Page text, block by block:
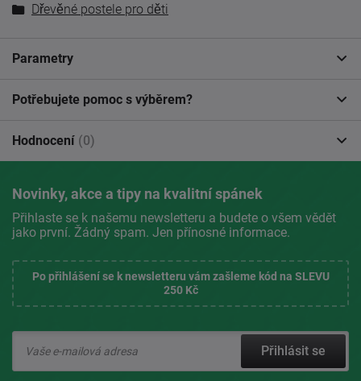
Dřevěné postele pro děti
Parametry
Potřebujete pomoc s výběrem?
Hodnocení (0)
Novinky, akce a tipy na kvalitní spánek
Přihlaste se k našemu newsletteru a budete o všem vědět
jako první. Žádný spam. Jen přínosné informace.
Po přihlášení se k newsletteru vám zašleme kód na SLEVU
250 Kč
Přihlásit se